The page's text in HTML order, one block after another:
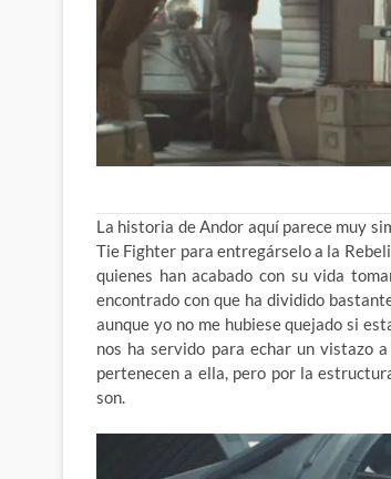
La historia de Andor aquí parece muy
Tie Fighter para entregárselo a la
quienes han acabado con su vida
encontrado con que ha dividido
aunque yo no me hubiese quejado si
nos ha servido para echar un vistazo
pertenecen a ella, pero por la
son.